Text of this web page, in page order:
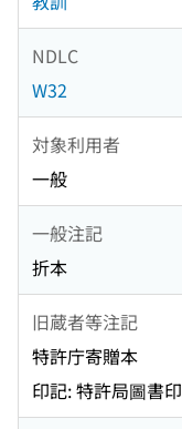
NDLC
W32
対象利用者
一般
一般注記
折本
旧蔵者等注記
特許庁寄贈本
印記: 特許局圖書印